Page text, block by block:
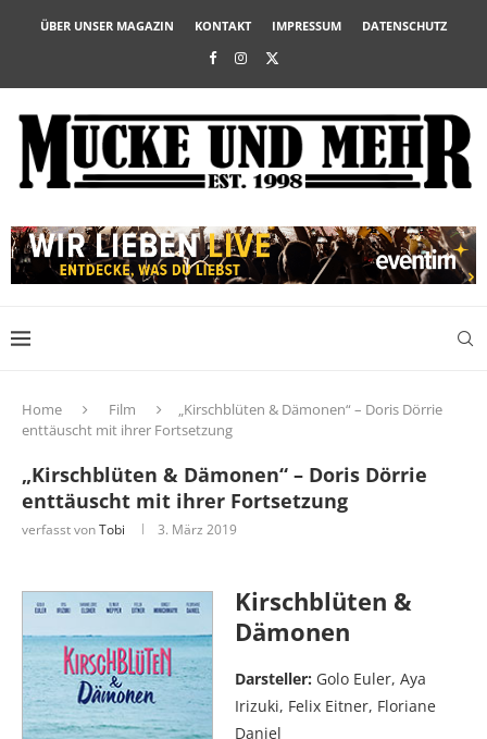
ÜBER UNSER MAGAZIN KONTAKT IMPRESSUM DATENSCHUTZ
Home Film
„Kirschblüten & Dämonen“ – Doris Dörrie
enttäuscht mit ihrer Fortsetzung
„Kirschblüten & Dämonen“ – Doris Dörrie
enttäuscht mit ihrer Fortsetzung
verfasst vonTobi 3. März 2019
Kirschblüten &
Dämonen
Darsteller: Golo Euler, Aya
Irizuki, Felix Eitner, Floriane
Daniel